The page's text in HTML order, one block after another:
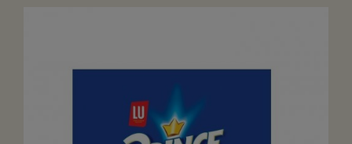
ESPACE PRESSE